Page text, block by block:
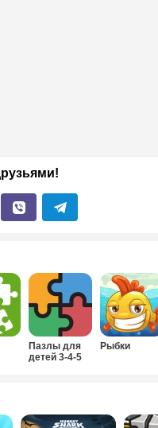
Пазлы для
детей 3-4-5
Рыбки